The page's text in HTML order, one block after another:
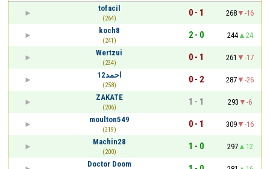
tofacil
(264)
0 - 1 268
-16
koch8
(241)
2 - 0 244
24
Wertzui
(234)
0 - 1 261
-17
احمد12
(258)
0 - 2 287
-26
ZAKATE
(206)
1 - 1 293
-6
moulton549
(319)
0 - 1 309
-16
Machin28
(200)
1 - 0 297
12
Doctor Doom